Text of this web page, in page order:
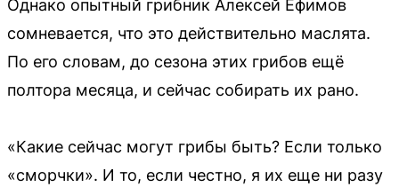
Однако опытный грибник Алексей Ефимов
сомневается, что это действительно маслята.
По его словам, до сезона этих грибов ещё
полтора месяца, и сейчас собирать их рано.
«Какие сейчас могут грибы быть? Если только
«сморчки». И то, если честно, я их еще ни разу